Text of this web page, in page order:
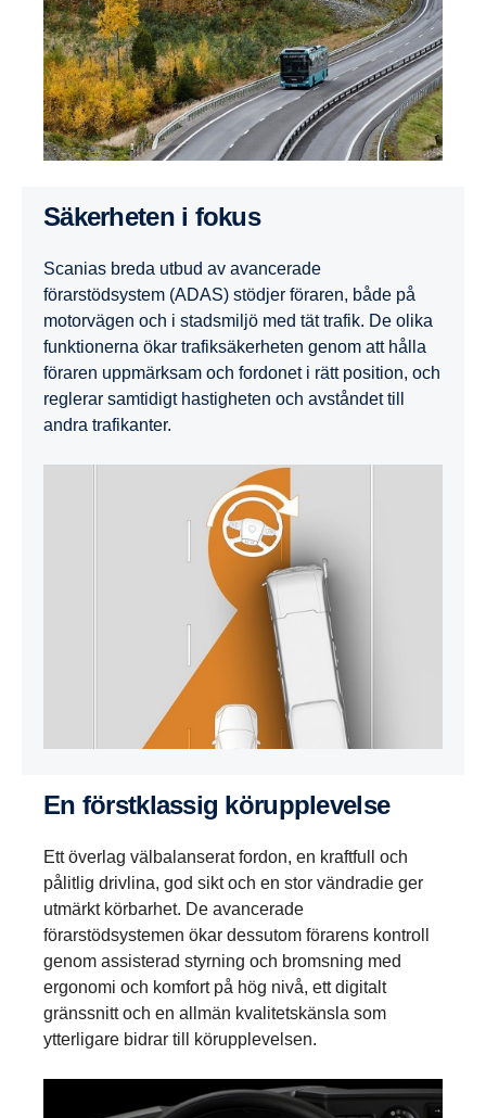
Säkerheten i fokus
Scanias breda utbud av avancerade
förarstödsystem (ADAS) stödjer föraren, både på
motorvägen och i stadsmiljö med tät trafik. De olika
funktionerna ökar trafiksäkerheten genom att hålla
föraren uppmärksam och fordonet i rätt position, och
reglerar samtidigt hastigheten och avståndet till
andra trafikanter.
En förstklassig körupplevelse
Ett överlag välbalanserat fordon, en kraftfull och
pålitlig drivlina, god sikt och en stor vändradie ger
utmärkt körbarhet. De avancerade
förarstödsystemen ökar dessutom förarens kontroll
genom assisterad styrning och bromsning med
ergonomi och komfort på hög nivå, ett digitalt
gränssnitt och en allmän kvalitetskänsla som
ytterligare bidrar till körupplevelsen.